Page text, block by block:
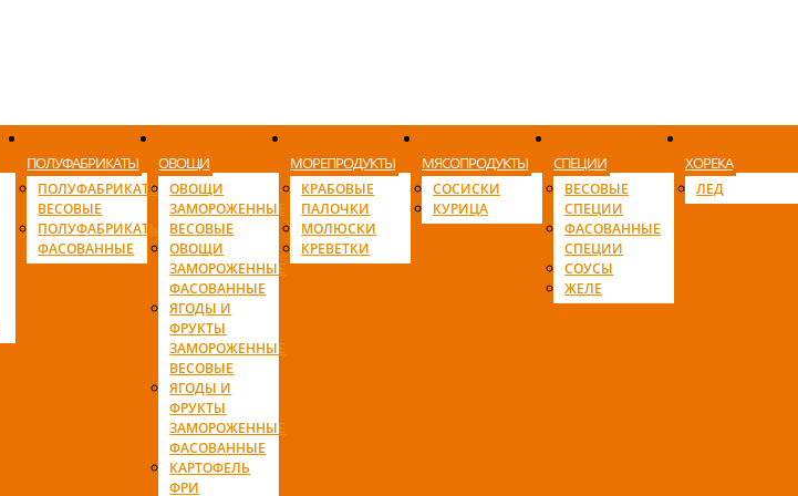
ПОЛУФАБРИКАТЫ
ПОЛУФАБРИКАТЫ
ВЕСОВЫЕ
ПОЛУФАБРИКАТЫ
ФАСОВАННЫЕ
ОВОЩИ
ОВОЩИ
ЗАМОРОЖЕННЫЕ
ВЕСОВЫЕ
ОВОЩИ
ЗАМОРОЖЕННЫЕ
ФАСОВАННЫЕ
ЯГОДЫ И
ФРУКТЫ
ЗАМОРОЖЕННЫЕ
ВЕСОВЫЕ
ЯГОДЫ И
ФРУКТЫ
ЗАМОРОЖЕННЫЕ
ФАСОВАННЫЕ
КАРТОФЕЛЬ
ФРИ
МОРЕПРОДУКТЫ
КРАБОВЫЕ
ПАЛОЧКИ
МОЛЮСКИ
КРЕВЕТКИ
МЯСОПРОДУКТЫ
СОСИСКИ
КУРИЦА
СПЕЦИИ
ВЕСОВЫЕ
СПЕЦИИ
ФАСОВАННЫЕ
СПЕЦИИ
СОУСЫ
ЖЕЛЕ
ХОРЕКА
ЛЕД